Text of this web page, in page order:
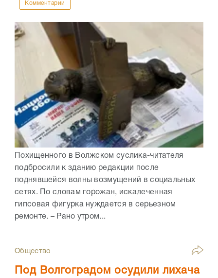
Комментарии
Похищенного в Волжском суслика-читателя
подбросили к зданию редакции после
поднявшейся волны возмущений в социальных
сетях. По словам горожан, искалеченная
гипсовая фигурка нуждается в серьезном
ремонте. – Рано утром...
Общество
Под Волгоградом осудили лихача